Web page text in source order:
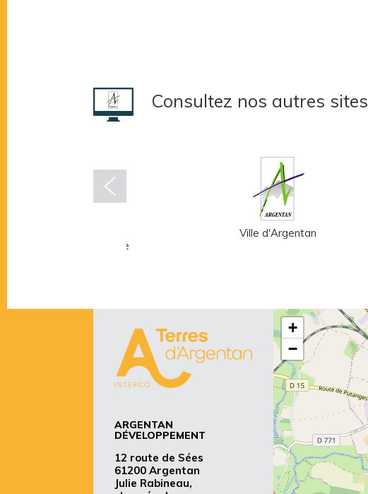
Consultez nos autres sites
Léger - André Mare
Ville d'Argentan
ARGENTAN
DÉVELOPPEMENT
12 route de Sées
61200 Argentan
Julie Rabineau,
+
−